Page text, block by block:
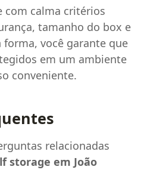
com calma critérios
tamanho do box e
forma, você garante que
em um ambiente
conveniente.
relacionadas
storage em João